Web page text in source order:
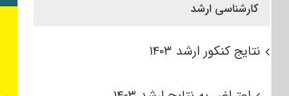
کارشناسی ارشد
نتایج کنکور ارشد ۱۴۰۳